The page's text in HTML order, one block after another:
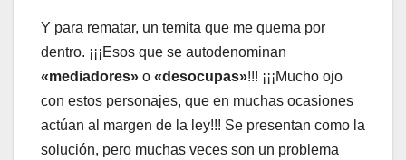
Y para rematar, un temita que me quema por
dentro. ¡¡¡Esos que se autodenominan
«mediadores» o «desocupas»!!! ¡¡¡Mucho ojo
con estos personajes, que en muchas ocasiones
actúan al margen de la ley!!! Se presentan como la
solución, pero muchas veces son un problema